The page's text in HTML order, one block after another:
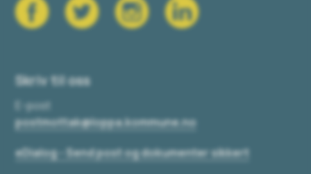
Skriv til oss
E-post
postmottak@loppa.kommune.no
eDialog - Send post og dokumenter sikkert